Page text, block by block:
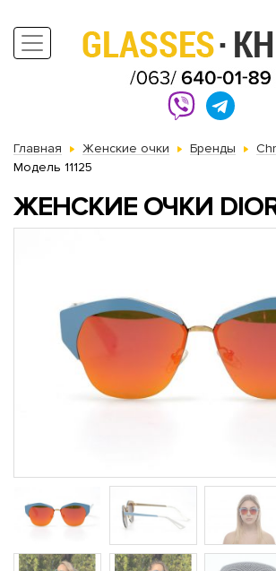
Главная Женские очки Бренды
Модель 11125
ЖЕНСКИЕ ОЧКИ